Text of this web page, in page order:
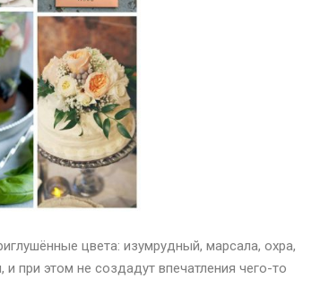
цвета: изумрудный, марсала, охра,
при этом не создадут впечатления чего-то